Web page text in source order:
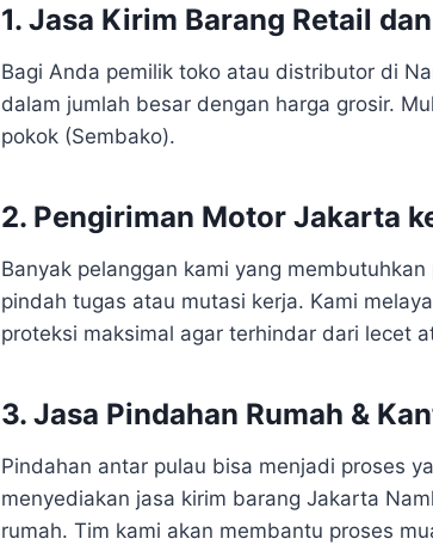
1. Jasa Kirim Barang Retail
Bagi Anda pemilik toko atau distributor di
dalam jumlah besar dengan harga grosir.
pokok (Sembako).
2. Pengiriman Motor Jakarta
Banyak pelanggan kami yang membutuhkan
pindah tugas atau mutasi kerja. Kami
proteksi maksimal agar terhindar dari lecet
3. Jasa Pindahan Rumah &
Pindahan antar pulau bisa menjadi proses
menyediakan jasa kirim barang Jakarta
rumah. Tim kami akan membantu proses